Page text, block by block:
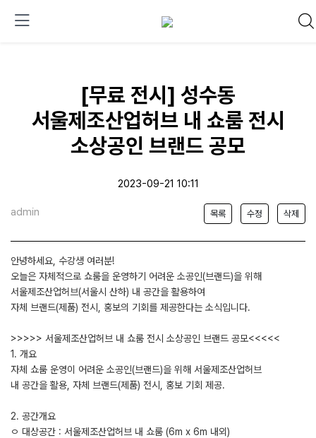
[무료 전시] 성수동
서울제조산업허브 내 쇼룸 전시
소상공인 브랜드 공모
2023-09-21 10:11
admin 목록 수정 삭제
안녕하세요, 수강생 여러분!
오늘은 자체적으로 쇼룸을 운영하기 어려운 소공인(브랜드)을 위해
서울제조산업허브(서울시 산하) 내 공간을 활용하여
자체 브랜드(제품) 전시, 홍보의 기회를 제공한다는 소식입니다.
>>>>> 서울제조산업허브 내 쇼룸 전시 소상공인 브랜드 공모<<<<<
1. 개요
자체 쇼룸 운영이 어려운 소공인(브랜드)을 위해 서울제조산업허브
내 공간을 활용, 자체 브랜드(제품) 전시, 홍보 기회 제공.
2. 공간개요
ㅇ 대상공간 : 서울제조산업허브 내 쇼룸 (6m x 6m 내외)